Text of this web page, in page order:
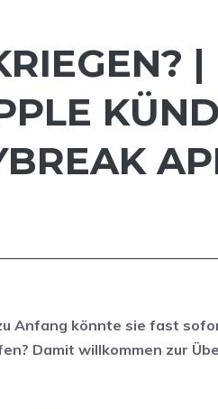
Anfang könnte sie fast
Damit willkommen zur